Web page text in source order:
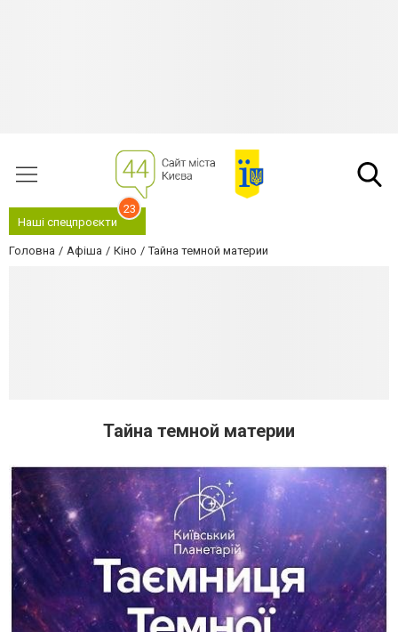
Наші спецпроєкти
23
Головна Афіша Кіно Тайна темной материи
Тайна темной материи